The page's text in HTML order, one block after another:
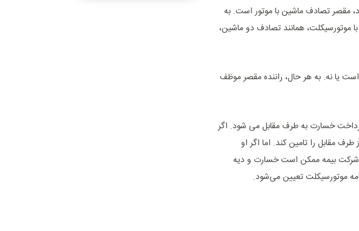
مقصر تصادف ماشین با موتور است. به
موتورسیکلت، همانند تصادف دو ماشین،
است یا نه. به هر حال، راننده مقصر موظف
خسارت به طرف مقابل می ‌شود. اگر
مقابل را تامین کند. اما اگر او
شرکت بیمه ممکن است خسارت و دیه
موتورسیکلت تعیین می‌شود.